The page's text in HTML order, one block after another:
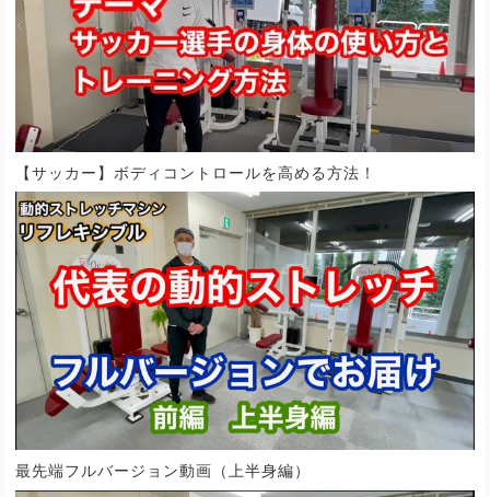
【サッカー】ボディコントロールを高める方法！
最先端フルバージョン動画（上半身編）